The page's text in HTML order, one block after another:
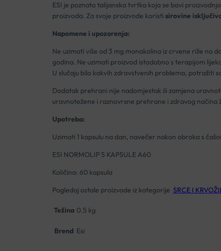
ESI je poznata talijanska tvrtka koja se bavi
proizvoda. Za svoje proizvode koristi sirovine
Napomene i upozorenja:
Ne uzimati više od 3 mg monakolina iz crvene riže na
godina. Ne uzimati proizvod istodobno s terapijom
U slučaju bilo kakvih zdravstvenih problema, potražiti
Dodatak prehrani nije nadomjestak ili zamjena
uravnotežene i raznovrsne prehrane i zdravog načina
Upotreba:
Uzimati 1 kapsulu na dan, navečer nakon obroka s
ESI NORMOLIP 5 KAPSULE A60
Količina: 60 kapsula
Pogledaj ostale proizvode iz kategorije SRCE I
Težina 0.5 kg
Brend Esi